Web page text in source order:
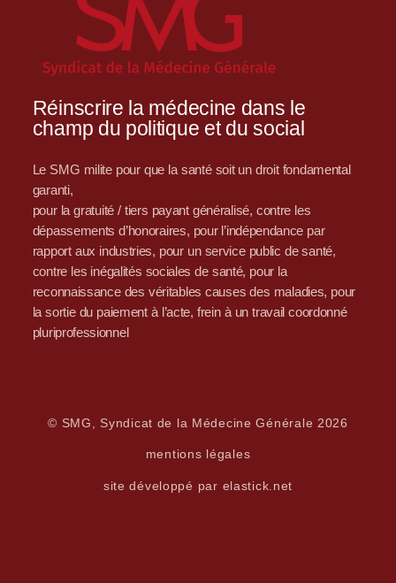
Réinscrire la médecine dans le
champ du politique et du social
Le SMG milite pour que la santé soit un droit fondamental
garanti,
pour la gratuité / tiers payant généralisé, contre les
dépassements d’honoraires, pour l’indépendance par
rapport aux industries, pour un service public de santé,
contre les inégalités sociales de santé, pour la
reconnaissance des véritables causes des maladies, pour
la sortie du paiement à l’acte, frein à un travail coordonné
pluriprofessionnel
© SMG, Syndicat de la Médecine Générale 2026
mentions légales
site développé par elastick.net